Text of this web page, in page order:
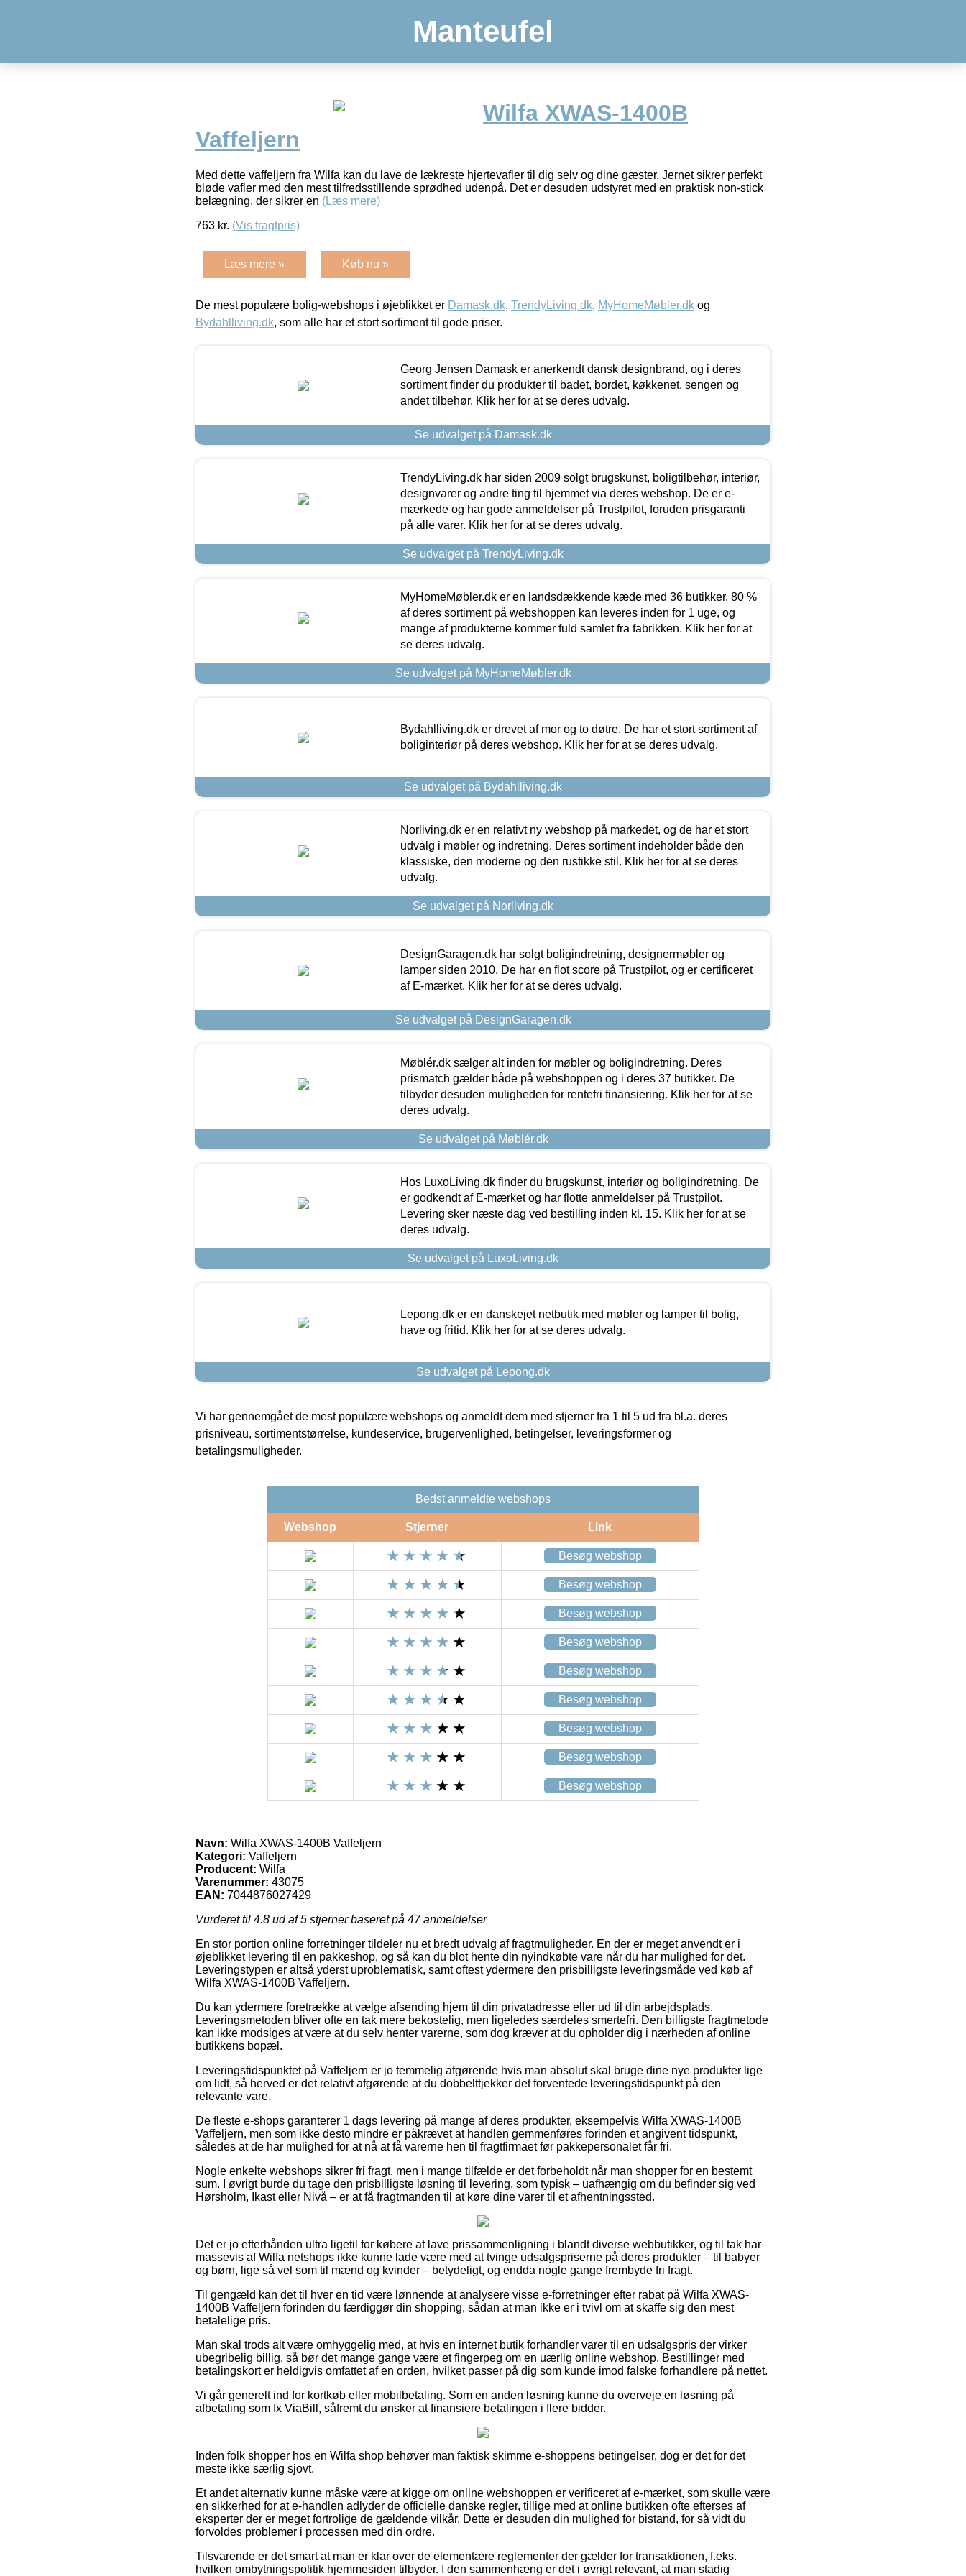
Manteufel
Wilfa XWAS-1400B
Vaffeljern
Med dette vaffeljern fra Wilfa kan du lave de lækreste hjertevafler til dig selv og dine gæster. Jernet sikrer perfekt
bløde vafler med den mest tilfredsstillende sprødhed udenpå. Det er desuden udstyret med en praktisk non-stick
belægning, der sikrer en (Læs mere)
763 kr. (Vis fragtpris)
Læs mere » Køb nu »
De mest populære bolig-webshops i øjeblikket er Damask.dk, TrendyLiving.dk, MyHomeMøbler.dk og
Bydahlliving.dk, som alle har et stort sortiment til gode priser.
Georg Jensen Damask er anerkendt dansk designbrand, og i deres
sortiment finder du produkter til badet, bordet, køkkenet, sengen og
andet tilbehør. Klik her for at se deres udvalg.
Se udvalget på Damask.dk
TrendyLiving.dk har siden 2009 solgt brugskunst, boligtilbehør, interiør,
designvarer og andre ting til hjemmet via deres webshop. De er e-
mærkede og har gode anmeldelser på Trustpilot, foruden prisgaranti
på alle varer. Klik her for at se deres udvalg.
Se udvalget på TrendyLiving.dk
MyHomeMøbler.dk er en landsdækkende kæde med 36 butikker. 80 %
af deres sortiment på webshoppen kan leveres inden for 1 uge, og
mange af produkterne kommer fuld samlet fra fabrikken. Klik her for at
se deres udvalg.
Se udvalget på MyHomeMøbler.dk
Bydahlliving.dk er drevet af mor og to døtre. De har et stort sortiment af
boliginteriør på deres webshop. Klik her for at se deres udvalg.
Se udvalget på Bydahlliving.dk
Norliving.dk er en relativt ny webshop på markedet, og de har et stort
udvalg i møbler og indretning. Deres sortiment indeholder både den
klassiske, den moderne og den rustikke stil. Klik her for at se deres
udvalg.
Se udvalget på Norliving.dk
DesignGaragen.dk har solgt boligindretning, designermøbler og
lamper siden 2010. De har en flot score på Trustpilot, og er certificeret
af E-mærket. Klik her for at se deres udvalg.
Se udvalget på DesignGaragen.dk
Møblér.dk sælger alt inden for møbler og boligindretning. Deres
prismatch gælder både på webshoppen og i deres 37 butikker. De
tilbyder desuden muligheden for rentefri finansiering. Klik her for at se
deres udvalg.
Se udvalget på Møblér.dk
Hos LuxoLiving.dk finder du brugskunst, interiør og boligindretning. De
er godkendt af E-mærket og har flotte anmeldelser på Trustpilot.
Levering sker næste dag ved bestilling inden kl. 15. Klik her for at se
deres udvalg.
Se udvalget på LuxoLiving.dk
Lepong.dk er en danskejet netbutik med møbler og lamper til bolig,
have og fritid. Klik her for at se deres udvalg.
Se udvalget på Lepong.dk
Vi har gennemgået de mest populære webshops og anmeldt dem med stjerner fra 1 til 5 ud fra bl.a. deres
prisniveau, sortimentstørrelse, kundeservice, brugervenlighed, betingelser, leveringsformer og
betalingsmuligheder.
Bedst anmeldte webshops
Webshop Stjerner Link
Besøg webshop
Besøg webshop
Besøg webshop
Besøg webshop
Besøg webshop
Besøg webshop
Besøg webshop
Besøg webshop
Besøg webshop
Navn: Wilfa XWAS-1400B Vaffeljern
Kategori: Vaffeljern
Producent: Wilfa
Varenummer: 43075
EAN: 7044876027429
Vurderet til 4.8 ud af 5 stjerner baseret på 47anmeldelser
En stor portion online forretninger tildeler nu et bredt udvalg af fragtmuligheder. En der er meget anvendt er i
øjeblikket levering til en pakkeshop, og så kan du blot hente din nyindkøbte vare når du har mulighed for det.
Leveringstypen er altså yderst uproblematisk, samt oftest ydermere den prisbilligste leveringsmåde ved køb af
Wilfa XWAS-1400B Vaffeljern.
Du kan ydermere foretrække at vælge afsending hjem til din privatadresse eller ud til din arbejdsplads.
Leveringsmetoden bliver ofte en tak mere bekostelig, men ligeledes særdeles smertefri. Den billigste fragtmetode
kan ikke modsiges at være at du selv henter varerne, som dog kræver at du opholder dig i nærheden af online
butikkens bopæl.
Leveringstidspunktet på Vaffeljern er jo temmelig afgørende hvis man absolut skal bruge dine nye produkter lige
om lidt, så herved er det relativt afgørende at du dobbelttjekker det forventede leveringstidspunkt på den
relevante vare.
De fleste e-shops garanterer 1 dags levering på mange af deres produkter, eksempelvis Wilfa XWAS-1400B
Vaffeljern, men som ikke desto mindre er påkrævet at handlen gemmenføres forinden et angivent tidspunkt,
således at de har mulighed for at nå at få varerne hen til fragtfirmaet før pakkepersonalet får fri.
Nogle enkelte webshops sikrer fri fragt, men i mange tilfælde er det forbeholdt når man shopper for en bestemt
sum. I øvrigt burde du tage den prisbilligste løsning til levering, som typisk – uafhængig om du befinder sig ved
Hørsholm, Ikast eller Nivå – er at få fragtmanden til at køre dine varer til et afhentningssted.
Det er jo efterhånden ultra ligetil for købere at lave prissammenligning i blandt diverse webbutikker, og til tak har
massevis af Wilfa netshops ikke kunne lade være med at tvinge udsalgspriserne på deres produkter – til babyer
og børn, lige så vel som til mænd og kvinder – betydeligt, og endda nogle gange frembyde fri fragt.
Til gengæld kan det til hver en tid være lønnende at analysere visse e-forretninger efter rabat på Wilfa XWAS-
1400B Vaffeljern forinden du færdiggør din shopping, sådan at man ikke er i tvivl om at skaffe sig den mest
betalelige pris.
Man skal trods alt være omhyggelig med, at hvis en internet butik forhandler varer til en udsalgspris der virker
ubegribelig billig, så bør det mange gange være et fingerpeg om en uærlig online webshop. Bestillinger med
betalingskort er heldigvis omfattet af en orden, hvilket passer på dig som kunde imod falske forhandlere på nettet.
Vi går generelt ind for kortkøb eller mobilbetaling. Som en anden løsning kunne du overveje en løsning på
afbetaling som fx ViaBill, såfremt du ønsker at finansiere betalingen i flere bidder.
Inden folk shopper hos en Wilfa shop behøver man faktisk skimme e-shoppens betingelser, dog er det for det
meste ikke særlig sjovt.
Et andet alternativ kunne måske være at kigge om online webshoppen er verificeret af e-mærket, som skulle være
en sikkerhed for at e-handlen adlyder de officielle danske regler, tillige med at online butikken ofte efterses af
eksperter der er meget fortrolige de gældende vilkår. Dette er desuden din mulighed for bistand, for så vidt du
forvoldes problemer i processen med din ordre.
Tilsvarende er det smart at man er klar over de elementære reglementer der gælder for transaktionen, f.eks.
hvilken ombytningspolitik hjemmesiden tilbyder. I den sammenhæng er det i øvrigt relevant, at man stadig